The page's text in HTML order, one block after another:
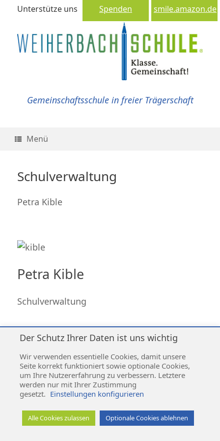
smile.amazon.de
Spenden
Unterstütze uns
Gemeinschaftsschule in freier Trägerschaft
Menü
Schulverwaltung
Petra Kible
Petra Kible
Schulverwaltung
Weiherbachschule Mühlingen © 2026
Der Schutz Ihrer Daten ist uns wichtig
Wir verwenden essentielle Cookies, damit unsere
Seite korrekt funktioniert sowie optionale Cookies,
um Ihre Nutzererfahrung zu verbessern. Letztere
werden nur mit Ihrer Zustimmung
gesetzt. Einstellungen konfigurieren
Alle Cookies zulassen Optionale Cookies ablehnen